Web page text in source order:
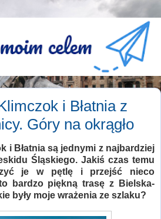
i Błatnia z
Góry na okrągło
i Błatnia są jednymi z najbardziej
Śląskiego. Jakiś czas temu
je w pętlę i przejść nieco
bardzo piękną trasę z Bielska-
były moje wrażenia ze szlaku?